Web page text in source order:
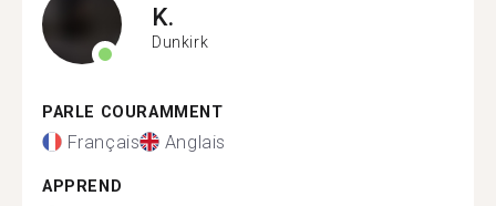
K.
Dunkirk
PARLE COURAMMENT
Français Anglais
APPREND